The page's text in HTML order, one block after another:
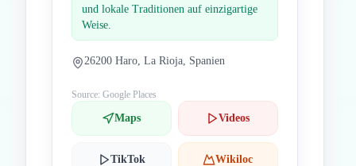
und lokale Traditionen auf einzigartige
Weise.
26200 Haro, La Rioja, Spanien
Source: Google Places
Maps Videos
TikTok Wikiloc